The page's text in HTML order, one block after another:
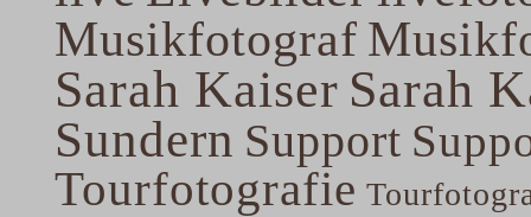
Musikfotograf
Sarah Kaiser Sarah
Sundern Support
Tourfotografie